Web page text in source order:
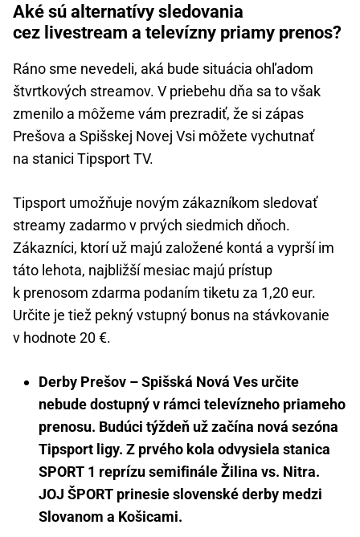
Aké sú alternatívy sledovania
cez livestream a televízny priamy prenos?
Ráno sme nevedeli, aká bude situácia ohľadom
štvrtkových streamov. V priebehu dňa sa to však
zmenilo a môžeme vám prezradiť, že si zápas
Prešova a Spišskej Novej Vsi môžete vychutnať
na stanici Tipsport TV.
Tipsport umožňuje novým zákazníkom sledovať
streamy zadarmo v prvých siedmich dňoch.
Zákazníci, ktorí už majú založené kontá a vyprší im
táto lehota, najbližší mesiac majú prístup
k prenosom zdarma podaním tiketu za 1,20 eur.
Určite je tiež pekný vstupný bonus na stávkovanie
v hodnote 20 €.
Derby Prešov – Spišská Nová Ves určite
nebude dostupný v rámci televízneho priameho
prenosu. Budúci týždeň už začína nová sezóna
Tipsport ligy. Z prvého kola odvysiela stanica
SPORT 1 reprízu semifinále Žilina vs. Nitra.
JOJ ŠPORT prinesie slovenské derby medzi
Slovanom a Košicami.